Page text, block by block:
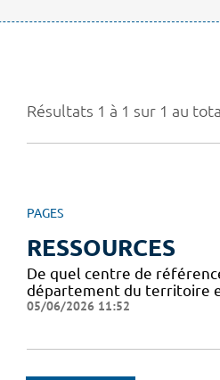
Résultats 1 à 1 sur 1 au
PAGES
RESSOURCES
De quel centre de
département du territoire
05/06/2026 11:52